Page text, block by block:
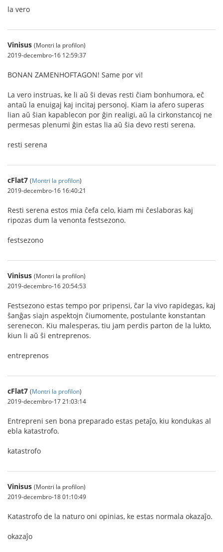
la vero
Vinisus (Montri la profilon)
2019-decembro-16 12:59:37
BONAN ZAMENHOFTAGON! Same por vi!
La vero instruas, ke li aŭ ŝi devas resti ĉiam bonhumora, eĉ
antaŭ la enuigaj kaj incitaj personoj. Kiam ia afero superas
lian aŭ ŝian kapablecon por ĝin realigi, aŭ la cirkonstancoj ne
permesas plenumi ĝin estas lia aŭ ŝia devo resti serena.
resti serena
cFlat7 (Montri la profilon)
2019-decembro-16 16:40:21
Resti serena estos mia ĉefa celo, kiam mi ĉeslaboras kaj
ripozas dum la venonta festsezono.
festsezono
Vinisus (Montri la profilon)
2019-decembro-16 20:54:53
Festsezono estas tempo por pripensi, ĉar la vivo rapidegas, kaj
ŝanĝas siajn aspektojn ĉiumomente, postulante konstantan
serenecon. Kiu malesperas, tiu jam perdis parton de la lukto,
kiun li aŭ ŝi entreprenos.
entreprenos
cFlat7 (Montri la profilon)
2019-decembro-17 21:03:14
Entrepreni sen bona preparado estas petaĵo, kiu kondukas al
ebla katastrofo.
katastrofo
Vinisus (Montri la profilon)
2019-decembro-18 01:10:49
Katastrofo de la naturo oni opinias, ke estas normala okazaĵo.
okazaĵo